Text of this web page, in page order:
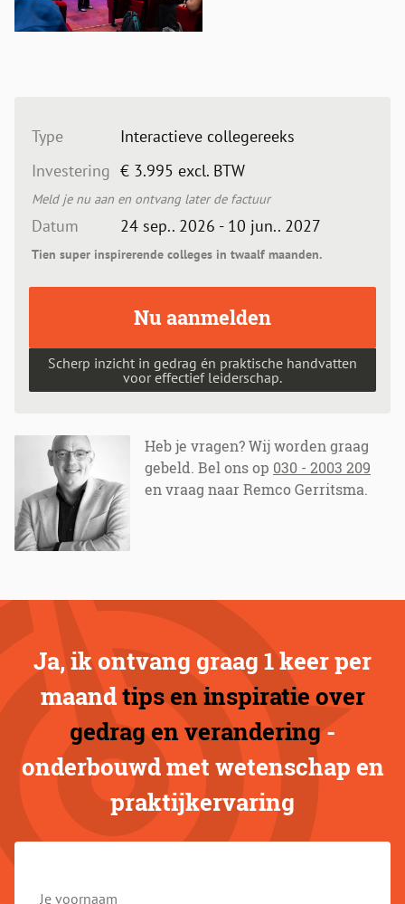
Type
Interactieve collegereeks
Investering € 3.995 excl. BTW
Meld je nu aan en ontvang later de factuur
Datum 24 sep.. 2026 - 10 jun.. 2027
Tien super inspirerende colleges in twaalf maanden.
Nu aanmelden
Scherp inzicht in gedrag én praktische handvatten
voor effectief leiderschap.
Heb je vragen? Wij worden graag
gebeld. Bel ons op 030 - 2003 209
en vraag naar Remco Gerritsma.
Ja, ik ontvang graag 1 keer per
maandtips en inspiratie over
gedrag en verandering-
onderbouwd met wetenschap en
praktijkervaring